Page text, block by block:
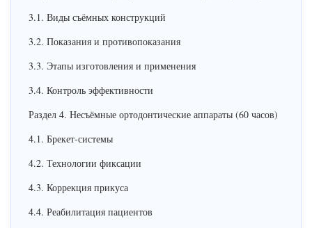
3.1. Виды съёмных конструкций
3.2. Показания и противопоказания
3.3. Этапы изготовления и применения
3.4. Контроль эффективности
Раздел 4. Несъёмные ортодонтические аппараты (60 часов)
4.1. Брекет-системы
4.2. Технологии фиксации
4.3. Коррекция прикуса
4.4. Реабилитация пациентов